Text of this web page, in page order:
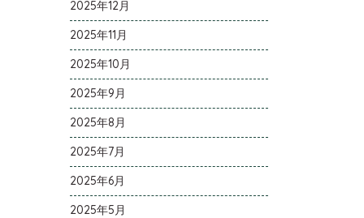
2025年12月
2025年11月
2025年10月
2025年9月
2025年8月
2025年7月
2025年6月
2025年5月